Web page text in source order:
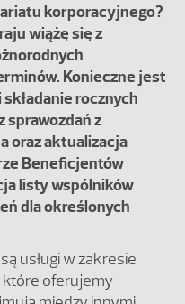
korporacyjnego?
wiążę się z
Konieczne jest
rocznych
sprawozdań z
oraz aktualizacja
Beneficjentów
listy wspólników
dla określonych
usługi w zakresie
oferujemy